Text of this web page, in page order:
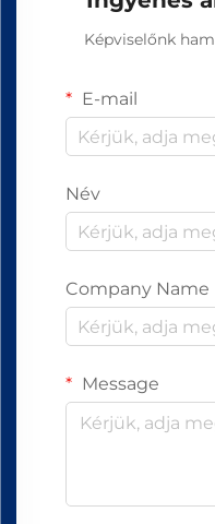
Képviselőnk
E-mail
Név
Company Name
Message